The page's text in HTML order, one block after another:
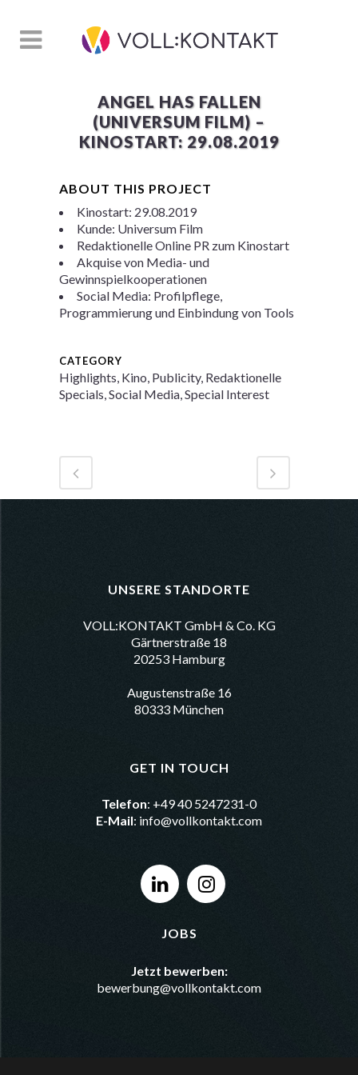
ANGEL HAS FALLEN
(UNIVERSUM FILM) –
KINOSTART: 29.08.2019
ABOUT THIS PROJECT
Kinostart: 29.08.2019
Kunde: Universum Film
Redaktionelle Online PR zum Kinostart
Akquise von Media- und
Gewinnspielkooperationen
Social Media: Profilpflege,
Programmierung und Einbindung von Tools
CATEGORY
Highlights, Kino, Publicity, Redaktionelle
Specials, Social Media, Special Interest
UNSERE STANDORTE
VOLL:KONTAKT GmbH & Co. KG
Gärtnerstraße 18
20253 Hamburg
Augustenstraße 16
80333 München
GET IN TOUCH
Telefon: +49 40 5247231-0
E-Mail: info@vollkontakt.com
JOBS
Jetzt bewerben:
bewerbung@vollkontakt.com